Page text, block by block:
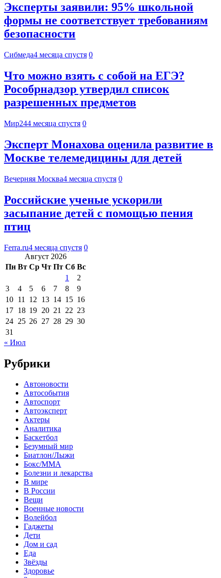
Эксперты заявили: 95% школьной
формы не соответствует требованиям
безопасности
Сибмеда4 месяца спустя 0
Что можно взять с собой на ЕГЭ?
Рособрнадзор утвердил список
разрешенных предметов
Мир244 месяца спустя 0
Эксперт Монахова оценила развитие в
Москве телемедицины для детей
Вечерняя Москва4 месяца спустя 0
Российские ученые ускорили
засыпание детей с помощью пения
птиц
Ferra.ru4 месяца спустя 0
Август 2026
Пн Вт Ср Чт Пт Сб Вс
1
2
3
4 5 6 7 8
9
10 11 12 13 14 15 16
17 18 19 20 21 22 23
24 25 26 27 28 29 30
31
« Июл
Рубрики
Автоновости
Автособытия
Автоспорт
Автоэксперт
Актеры
Аналитика
Баскетбол
Безумный мир
Биатлон/Лыжи
Бокс/MMA
Болезни и лекарства
В мире
В России
Вещи
Военные новости
Волейбол
Гаджеты
Дети
Дом и сад
Еда
Звёзды
Здоровье